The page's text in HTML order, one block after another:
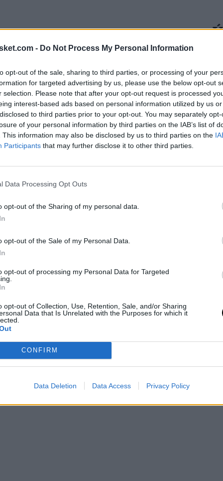
- Do Not Process My Personal Information
opt-out of the sale, sharing to third parties, or processing of your
for targeted advertising by us, please use the below opt-out
selection. Please note that after your opt-out request is processed
interest-based ads based on personal information utilized by us
to third parties prior to your opt-out. You may separately
of your personal information by third parties on the IAB’s list of
This information may also be disclosed by us to third parties on the
Participants that may further disclose it to other third parties.
Data Processing Opt Outs
opt-out of the Sharing of my personal data.
opt-out of the Sale of my Personal Data.
opt-out of processing my Personal Data for Targeted
opt-out of Collection, Use, Retention, Sale, and/or Sharing
Data that Is Unrelated with the Purposes for which it
CONFIRM
Data Deletion Data Access Privacy Policy
los médicos del equipo, quienes determinaron
próxima temporada. Teniendo en cuenta que
dispondrá de tiempo suficiente para decidir
Oeste
Playoffs son mínimas.
pues solo tres juegos separan a Memphis
récord de 38-39, condos partidos aún por